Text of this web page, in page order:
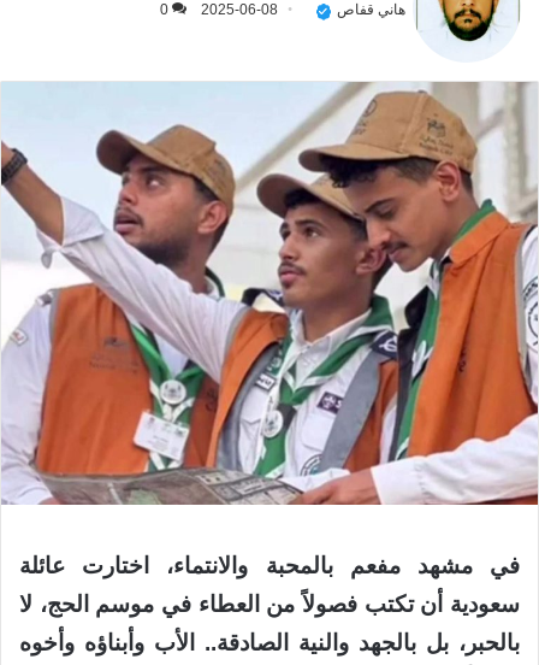
هاني قفاص 2025-06-08
0
في مشهد مفعم بالمحبة والانتماء، اختارت عائلة
سعودية أن تكتب فصولاً من العطاء في موسم الحج، لا
بالحبر، بل بالجهد والنية الصادقة.. الأب وأبناؤه وأخوه